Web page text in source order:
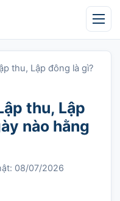
thu, Lập đông là gì?
thu, Lập
nào hằng
08/07/2026